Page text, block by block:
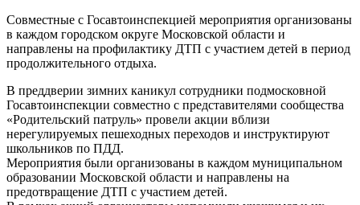
Совместные с Госавтоинспекцией мероприятия организованы
в каждом городском округе Московской области и
направлены на профилактику ДТП с участием детей в период
продолжительного отдыха.
В преддверии зимних каникул сотрудники подмосковной
Госавтоинспекции совместно с представителями сообщества
«Родительский патруль» провели акции вблизи
нерегулируемых пешеходных переходов и инструктируют
школьников по ПДД.
Мероприятия были организованы в каждом муниципальном
образовании Московской области и направлены на
предотвращение ДТП с участием детей.